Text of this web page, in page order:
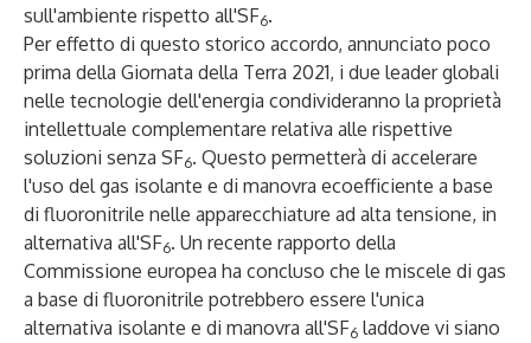
sull'ambiente rispetto all'SF6.
Per effetto di questo storico accordo, annunciato poco
prima della Giornata della Terra 2021, i due leader globali
nelle tecnologie dell'energia condivideranno la proprietà
intellettuale complementare relativa alle rispettive
soluzioni senza SF6. Questo permetterà di accelerare
l'uso del gas isolante e di manovra ecoefficiente a base
di fluoronitrile nelle apparecchiature ad alta tensione, in
alternativa all'SF6. Un recente rapporto della
Commissione europea ha concluso che le miscele di gas
a base di fluoronitrile potrebbero essere l'unica
alternativa isolante e di manovra all'SF6 laddove vi siano